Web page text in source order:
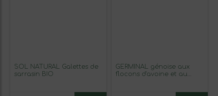
SOL NATURAL Galettes de
sarrasin BIO
GERMINAL génoise aux
flocons d'avoine et au